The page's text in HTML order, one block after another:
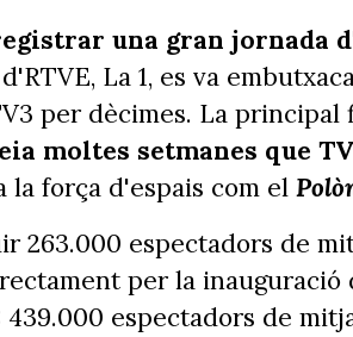
una gran jornada
La 1, es va
per dècimes. La
moltes setmanes que
la força d'espais com el
263.000 espectadors de
per la inauguració
439.000 espectadors de